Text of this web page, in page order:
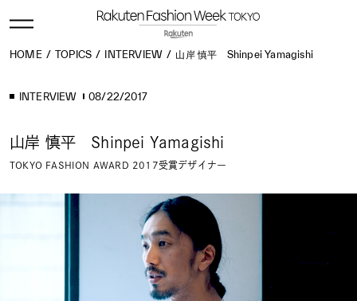
HOME TOPICS INTERVIEW 山岸 慎平 Shinpei Yamagishi
INTERVIEW 08/22/2017
山岸 慎平 Shinpei Yamagishi
TOKYO FASHION AWARD 2017受賞デザイナー